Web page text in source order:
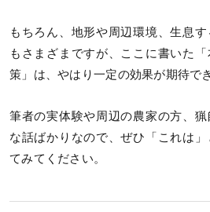
もちろん、地形や周辺環境、生息
もさまざまですが、ここに書いた
策」は、やはり一定の効果が期待で
筆者の実体験や周辺の農家の方、
な話ばかりなので、ぜひ「これは
てみてください。